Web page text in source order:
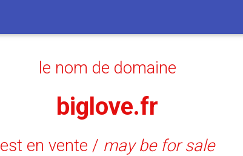
le nom de domaine
biglove.fr
est en vente / may be for sale